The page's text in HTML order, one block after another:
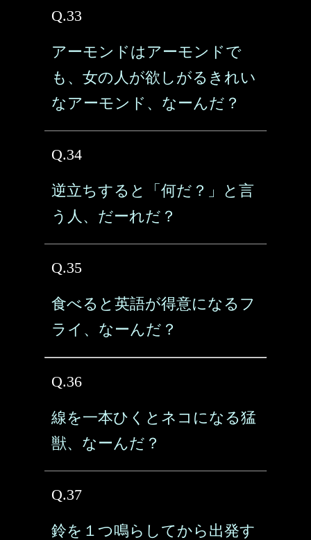
Q.33
アーモンドはアーモンドで
も、女の人が欲しがるきれい
なアーモンド、なーんだ？
Q.34
逆立ちすると「何だ？」と言
う人、だーれだ？
Q.35
食べると英語が得意になるフ
ライ、なーんだ？
Q.36
線を一本ひくとネコになる猛
獣、なーんだ？
Q.37
鈴を１つ鳴らしてから出発す